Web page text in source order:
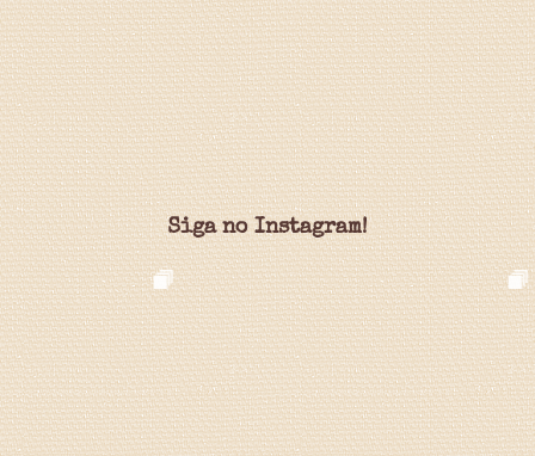
Siga no Instagram!